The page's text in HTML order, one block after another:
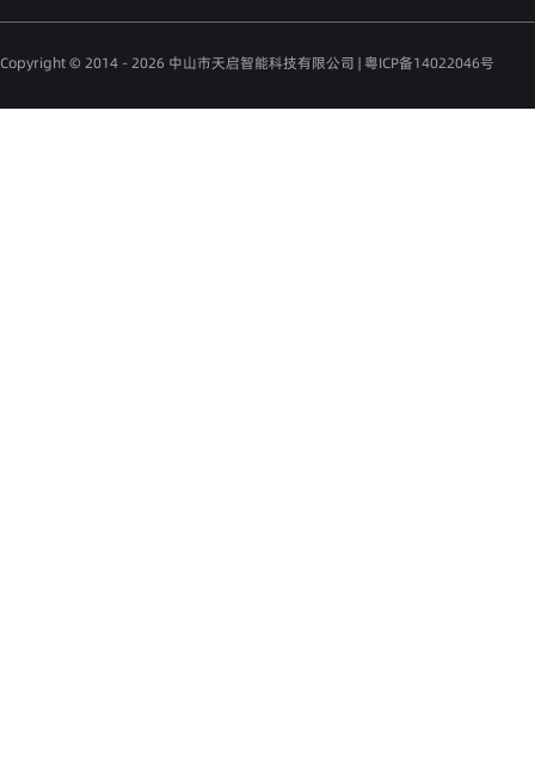
Copyright © 2014 - 2026 中山市天启智能科技有限公司 |粤ICP备14022046号